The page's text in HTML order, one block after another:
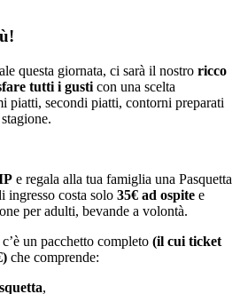
questa giornata, ci sarà il nostro ricco
tutti i gusti con una scelta
piatti, secondi piatti, contorni preparati
e regala alla tua famiglia una Pasquetta
ingresso costa solo 35€ ad ospite e
per adulti, bevande a volontà.
un pacchetto completo (il cui ticket
che comprende:
,